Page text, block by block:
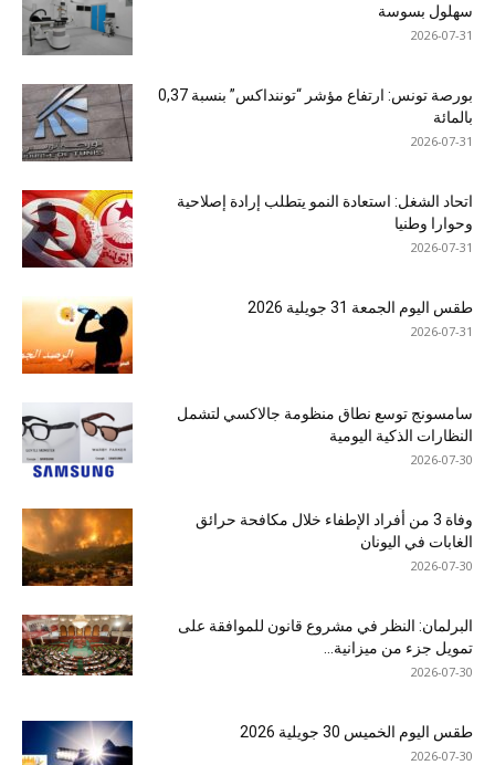
سهلول بسوسة
2026-07-31
بورصة تونس: ارتفاع مؤشر “توننداكس” بنسبة 0,37
بالمائة
2026-07-31
اتحاد الشغل: استعادة النمو يتطلب إرادة إصلاحية
وحوارا وطنيا
2026-07-31
طقس اليوم الجمعة 31 جويلية 2026
2026-07-31
سامسونج توسع نطاق منظومة جالاكسي لتشمل
النظارات الذكية اليومية
2026-07-30
وفاة 3 من أفراد الإطفاء خلال مكافحة حرائق
الغابات في اليونان
2026-07-30
البرلمان: النظر في مشروع قانون للموافقة على
تمويل جزء من ميزانية...
2026-07-30
طقس اليوم الخميس 30 جويلية 2026
2026-07-30